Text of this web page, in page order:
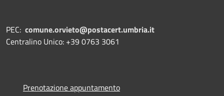
PEC: comune.orvieto@postacert.umbria.it
Centralino Unico: +39 0763 3061
Prenotazione appuntamento